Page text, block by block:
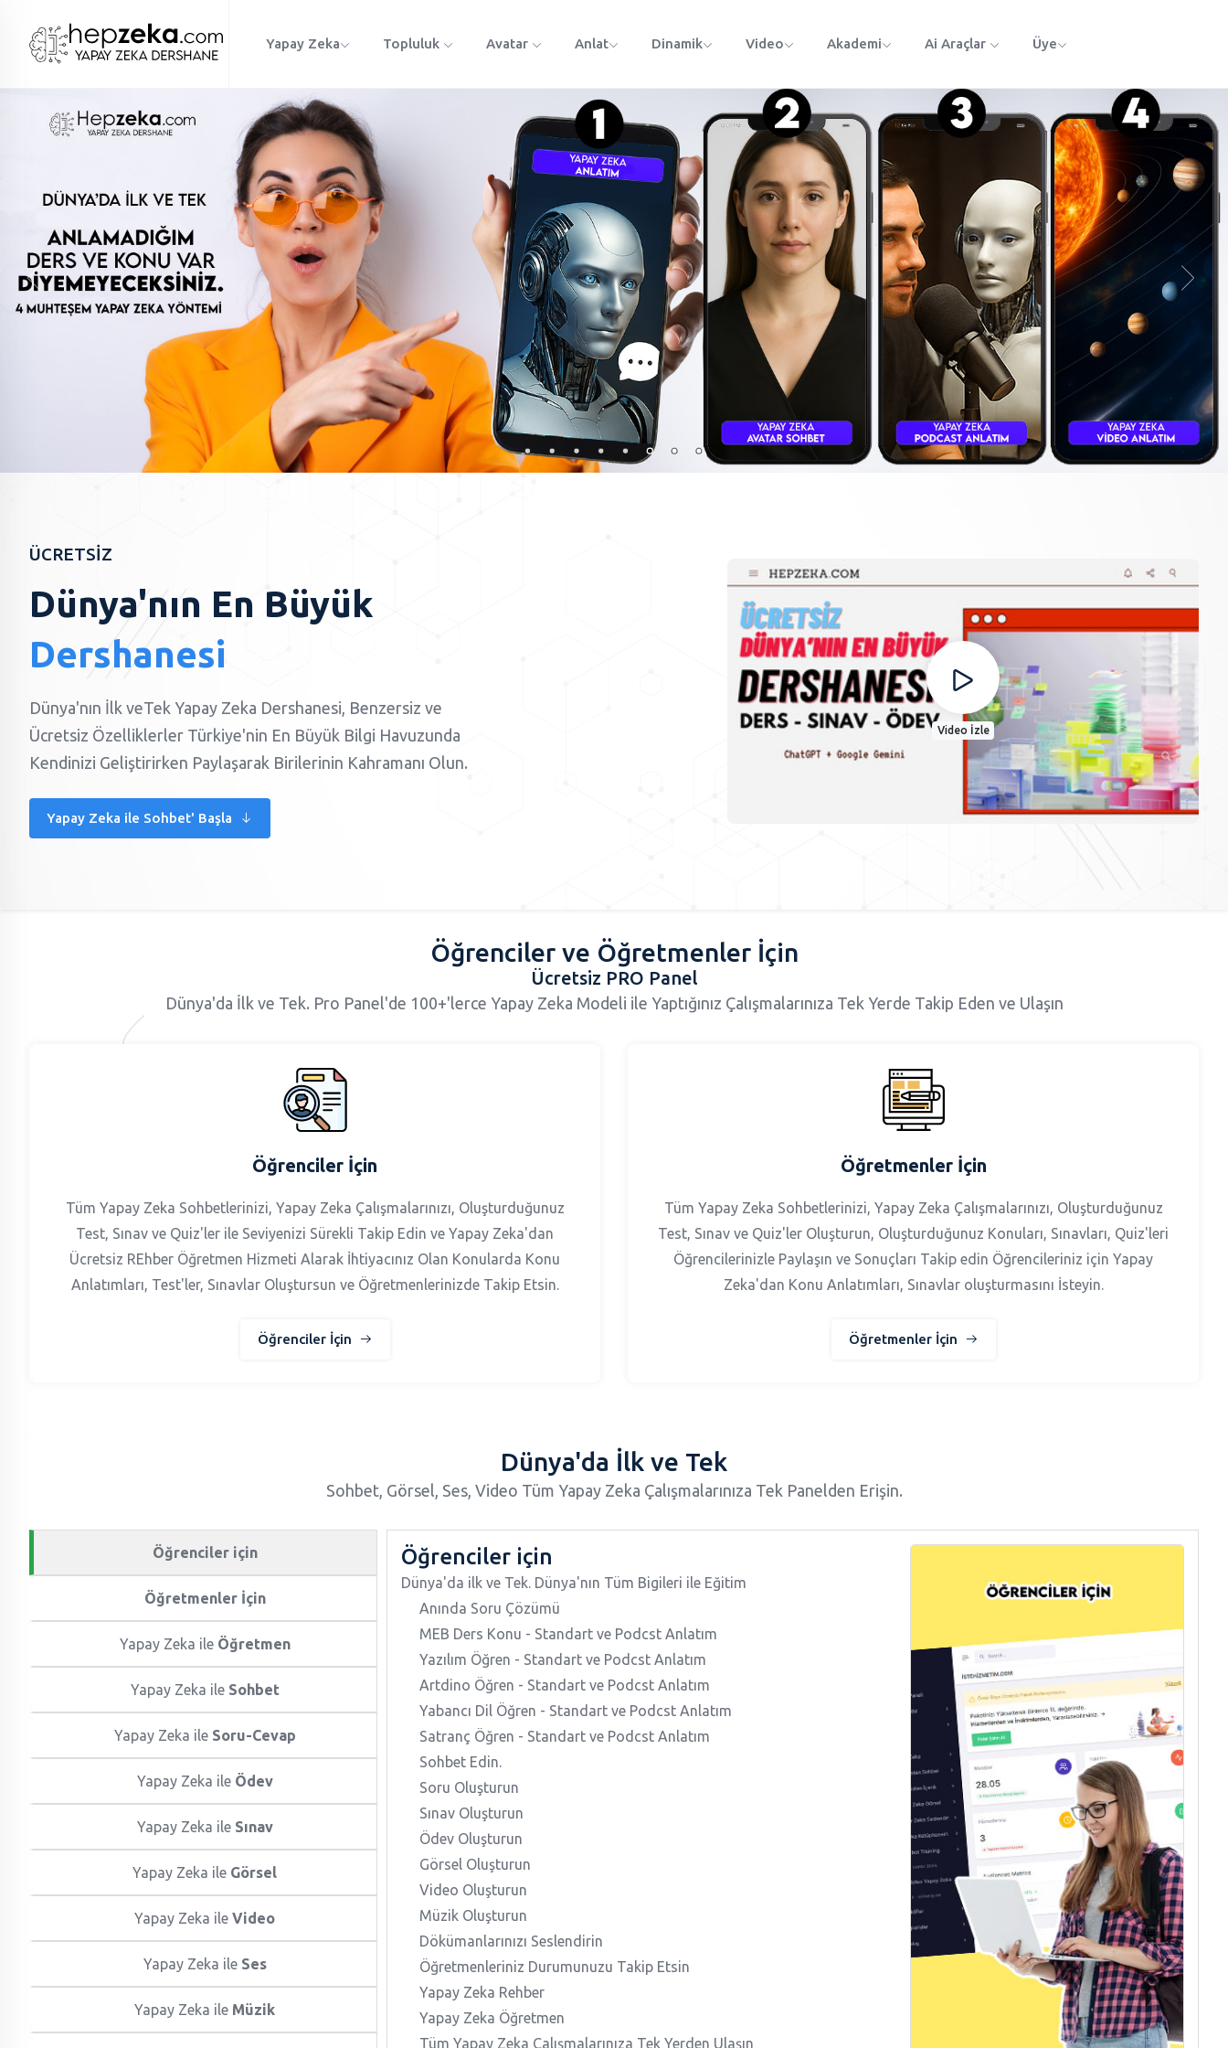
Yapay Zeka Topluluk Avatar Anlat Dinamik Video Akademi Ai Araçlar Üye
ÜCRETSİZ
Dünya'nın En Büyük
Dershanesi
Dünya'nın İlk veTek Yapay Zeka Dershanesi, Benzersiz ve
Ücretsiz Özelliklerler Türkiye'nin En Büyük Bilgi Havuzunda
Kendinizi Geliştirirken Paylaşarak Birilerinin Kahramanı Olun.
Yapay Zeka ile Sohbet' Başla
Video İzle
Öğrenciler ve Öğretmenler İçin
Ücretsiz PRO Panel
Dünya'da İlk ve Tek. Pro Panel'de 100+'lerce Yapay Zeka Modeli ile Yaptığınız Çalışmalarınıza Tek Yerde Takip Eden ve Ulaşın
Öğrenciler İçin
Tüm Yapay Zeka Sohbetlerinizi, Yapay Zeka Çalışmalarınızı, Oluşturduğunuz
Test, Sınav ve Quiz'ler ile Seviyenizi Sürekli Takip Edin ve Yapay Zeka'dan
Ücretsiz REhber Öğretmen Hizmeti Alarak İhtiyacınız Olan Konularda Konu
Anlatımları, Test'ler, Sınavlar Oluştursun ve Öğretmenlerinizde Takip Etsin.
Öğrenciler İçin
Öğretmenler İçin
Tüm Yapay Zeka Sohbetlerinizi, Yapay Zeka Çalışmalarınızı, Oluşturduğunuz
Test, Sınav ve Quiz'ler Oluşturun, Oluşturduğunuz Konuları, Sınavları, Quiz'leri
Öğrencilerinizle Paylaşın ve Sonuçları Takip edin Öğrencileriniz için Yapay
Zeka'dan Konu Anlatımları, Sınavlar oluşturmasını İsteyin.
Öğretmenler İçin
Dünya'da İlk ve Tek
Sohbet, Görsel, Ses, Video Tüm Yapay Zeka Çalışmalarınıza Tek Panelden Erişin.
Öğrenciler için
Öğretmenler İçin
Yapay Zeka ile Öğretmen
Yapay Zeka ile Sohbet
Yapay Zeka ile Soru-Cevap
Yapay Zeka ile Ödev
Yapay Zeka ile Sınav
Yapay Zeka ile Görsel
Yapay Zeka ileVideo
Yapay Zeka ile Ses
Yapay Zeka ile Müzik
Öğrenciler için
Dünya'da ilk ve Tek. Dünya'nın Tüm Bigileri ile Eğitim
Anında Soru Çözümü
MEB Ders Konu - Standart ve Podcst Anlatım
Yazılım Öğren - Standart ve Podcst Anlatım
Artdino Öğren - Standart ve Podcst Anlatım
Yabancı Dil Öğren - Standart ve Podcst Anlatım
Satranç Öğren - Standart ve Podcst Anlatım
Sohbet Edin.
Soru Oluşturun
Sınav Oluşturun
Ödev Oluşturun
Görsel Oluşturun
Video Oluşturun
Müzik Oluşturun
Dökümanlarınızı Seslendirin
Öğretmenleriniz Durumunuzu Takip Etsin
Yapay Zeka Rehber
Yapay Zeka Öğretmen
Tüm Yapay Zeka Çalışmalarınıza Tek Yerden Ulaşın